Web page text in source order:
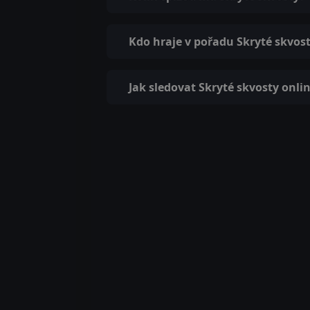
Kdo hraje v pořadu Skryté
Jak sledovat Skryté skvosty